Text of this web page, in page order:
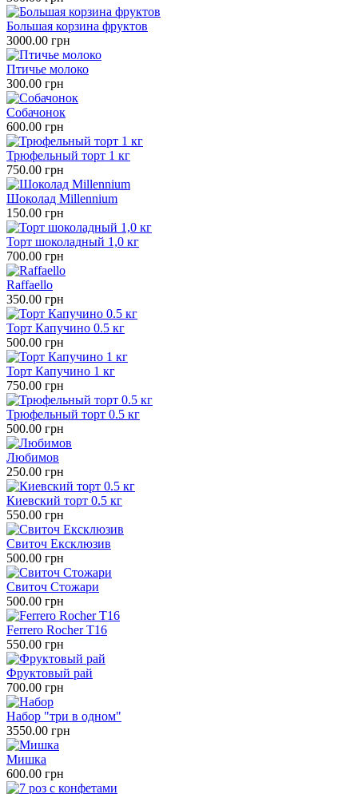
Большая корзина фруктов
3000.00 грн
Птичье молоко
300.00 грн
Собачонок
600.00 грн
Трюфельный торт 1 кг
750.00 грн
Шоколад Millennium
150.00 грн
Торт шоколадный 1,0 кг
700.00 грн
Raffaello
350.00 грн
Торт Капучино 0.5 кг
500.00 грн
Торт Капучино 1 кг
750.00 грн
Трюфельный торт 0.5 кг
500.00 грн
Любимов
250.00 грн
Киевский торт 0.5 кг
550.00 грн
Свиточ Ексклюзив
500.00 грн
Свиточ Стожари
500.00 грн
Ferrero Rocher Т16
550.00 грн
Фруктовый рай
700.00 грн
Набор "три в одном"
3550.00 грн
Мишка
600.00 грн